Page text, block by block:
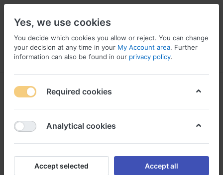
Menu Log in Compare Wishlist
acheter anafranil acheter anafranil
75
Reply
Yes, we use cookies
You decide which cookies you allow or reject. You can change
your decision at any time in your My Account area. Further
information can also be found in our privacy policy.
Required cookies
Analytical cookies
Accept selected Accept all